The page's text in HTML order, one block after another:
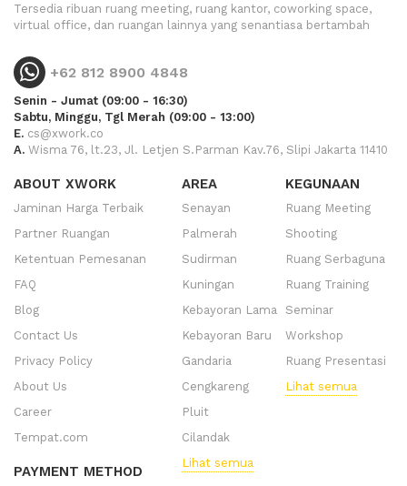
Tersedia ribuan ruang meeting, ruang kantor, coworking space,
virtual office, dan ruangan lainnya yang senantiasa bertambah
+62 812 8900 4848
Senin - Jumat (09:00 - 16:30)
Sabtu, Minggu, Tgl Merah (09:00 - 13:00)
E. cs@xwork.co
A. Wisma 76, lt.23, Jl. Letjen S.Parman Kav.76, Slipi Jakarta 11410
ABOUT XWORK
Jaminan Harga Terbaik
Partner Ruangan
Ketentuan Pemesanan
FAQ
Blog
Contact Us
Privacy Policy
About Us
Career
Tempat.com
PAYMENT METHOD
AREA
Senayan
Palmerah
Sudirman
Kuningan
Kebayoran Lama
Kebayoran Baru
Gandaria
Cengkareng
Pluit
Cilandak
Lihat semua
KEGUNAAN
Ruang Meeting
Shooting
Ruang Serbaguna
Ruang Training
Seminar
Workshop
Ruang Presentasi
Lihat semua